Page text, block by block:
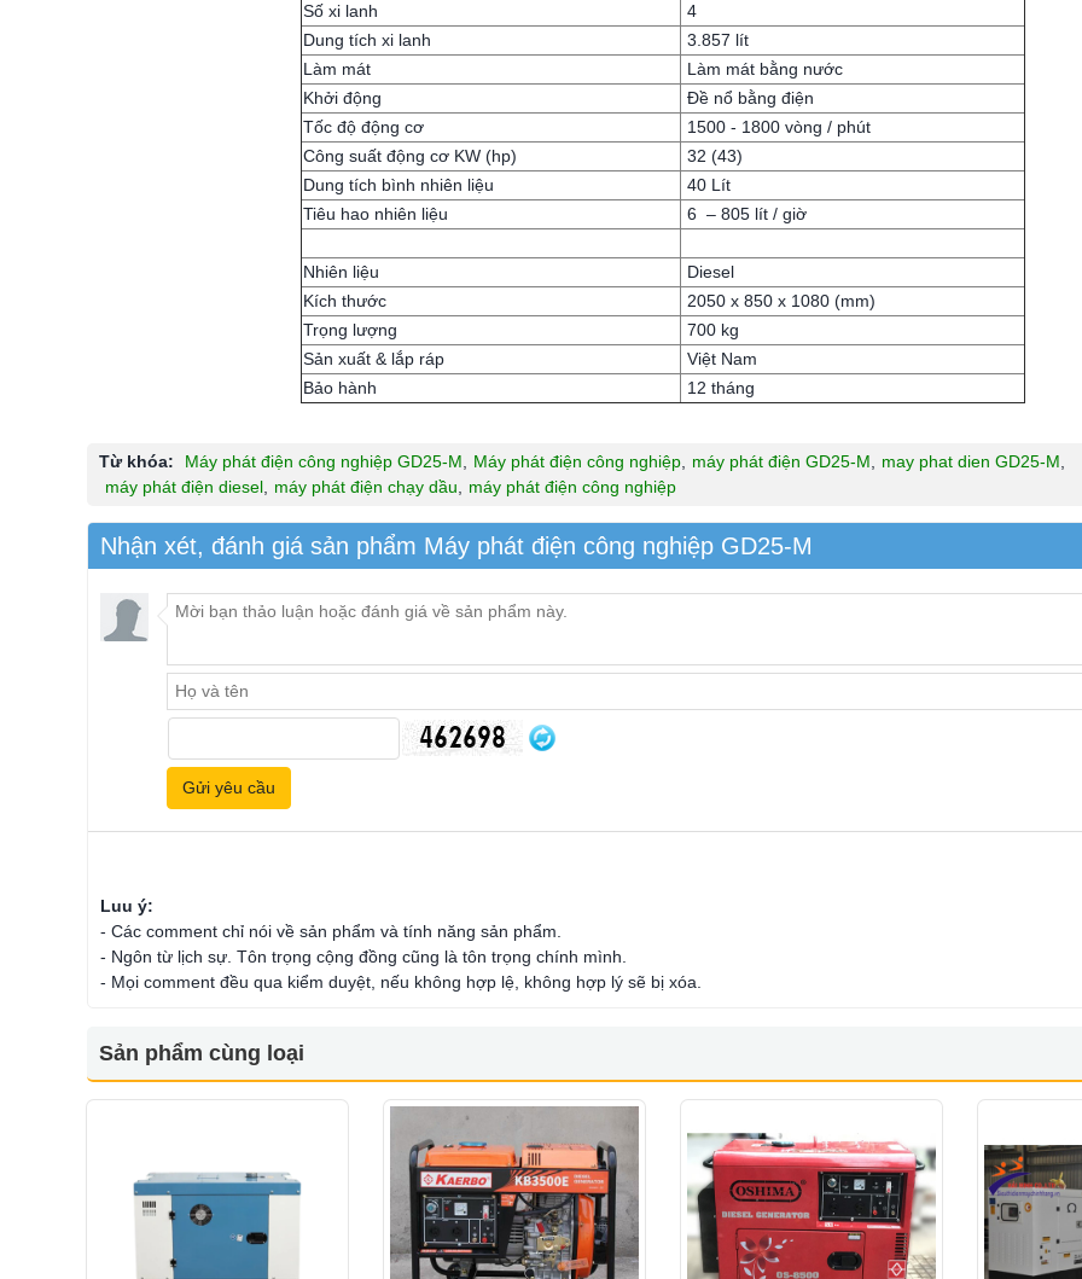
Số xi lanh
4
Dung tích xi lanh
3.857 lít
Làm mát
Làm mát bằng nước
Khởi động
Đề nổ bằng điện
Tốc độ động cơ
1500 - 1800 vòng / phút
Công suất động cơ KW (hp)
32 (43)
Dung tích bình nhiên liệu
40 Lít
Tiêu hao nhiên liệu
6 – 805 lít / giờ
Nhiên liệu
Diesel
Kích thước
2050 x 850 x 1080 (mm)
Trọng lượng
700 kg
Sản xuất & lắp ráp
Việt Nam
Bảo hành
12 tháng
Từ khóa: Máy phát điện công nghiệp GD25-M Máy phát điện công nghiệp máy phát điện GD25-M may phat dien GD25-M
máy phát điện diesel
máy phát điện chạy dầu máy phát điện công nghiệp
Nhận xét, đánh giá sản phẩm Máy phát điện công nghiệp GD25-M
Luu ý:
- Các comment chỉ nói về sản phẩm và tính năng sản phẩm.
- Ngôn từ lịch sự. Tôn trọng cộng đồng cũng là tôn trọng chính mình.
- Mọi comment đều qua kiểm duyệt, nếu không hợp lệ, không hợp lý sẽ bị xóa.
Sản phẩm cùng loại